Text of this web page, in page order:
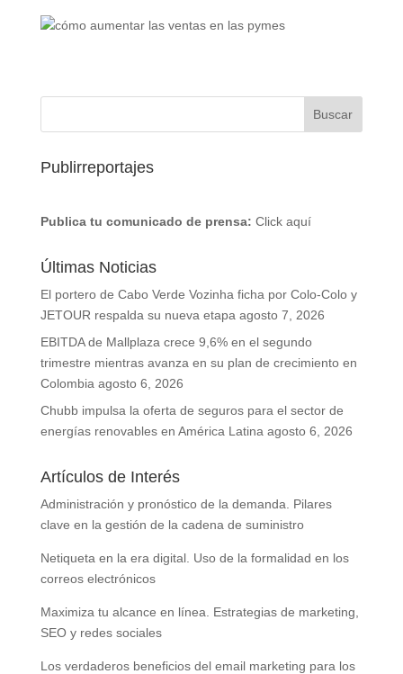
Publirreportajes
Publica tu comunicado de prensa: Click aquí
Últimas Noticias
El portero de Cabo Verde Vozinha ficha por Colo-Colo y
JETOUR respalda su nueva etapa agosto 7, 2026
EBITDA de Mallplaza crece 9,6% en el segundo
trimestre mientras avanza en su plan de crecimiento en
Colombia agosto 6, 2026
Chubb impulsa la oferta de seguros para el sector de
energías renovables en América Latina agosto 6, 2026
Artículos de Interés
Administración y pronóstico de la demanda. Pilares
clave en la gestión de la cadena de suministro
Netiqueta en la era digital. Uso de la formalidad en los
correos electrónicos
Maximiza tu alcance en línea. Estrategias de marketing,
SEO y redes sociales
Los verdaderos beneficios del email marketing para los